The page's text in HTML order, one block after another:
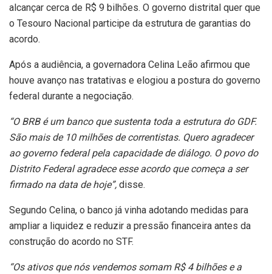
alcançar cerca de R$ 9 bilhões. O governo distrital quer que
o Tesouro Nacional participe da estrutura de garantias do
acordo.
Após a audiência, a governadora Celina Leão afirmou que
houve avanço nas tratativas e elogiou a postura do governo
federal durante a negociação.
“O BRB é um banco que sustenta toda a estrutura do GDF.
São mais de 10 milhões de correntistas. Quero agradecer
ao governo federal pela capacidade de diálogo. O povo do
Distrito Federal agradece esse acordo que começa a ser
firmado na data de hoje”, disse.
Segundo Celina, o banco já vinha adotando medidas para
ampliar a liquidez e reduzir a pressão financeira antes da
construção do acordo no STF.
“Os ativos que nós vendemos somam R$ 4 bilhões e a